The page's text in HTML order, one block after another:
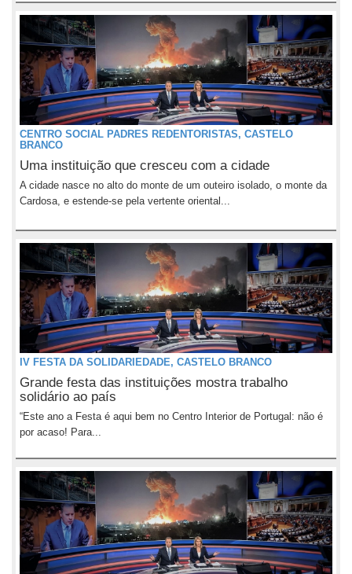
CENTRO SOCIAL PADRES REDENTORISTAS, CASTELO
BRANCO
Uma instituição que cresceu com a cidade
A cidade nasce no alto do monte de um outeiro isolado, o monte da
Cardosa, e estende-se pela vertente oriental...
IV FESTA DA SOLIDARIEDADE, CASTELO BRANCO
Grande festa das instituições mostra trabalho
solidário ao país
“Este ano a Festa é aqui bem no Centro Interior de Portugal: não é
por acaso! Para...